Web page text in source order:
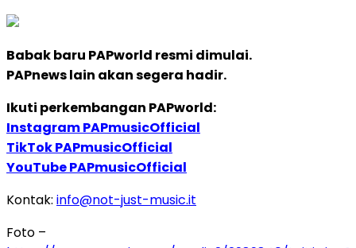
Babak baru PAPworld resmi dimulai.
PAPnews lain akan segera hadir.
Ikuti perkembangan PAPworld:
Instagram PAPmusicOfficial
TikTok PAPmusicOfficial
YouTube PAPmusicOfficial
Kontak: info@not-just-music.it
Foto –